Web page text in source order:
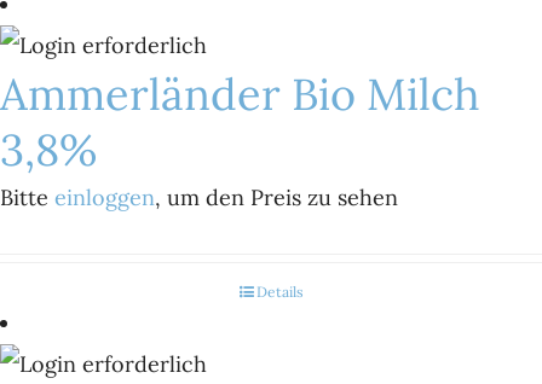
Ammerländer Bio Milch
3,8%
Bitte einloggen, um den Preis zu sehen
Details